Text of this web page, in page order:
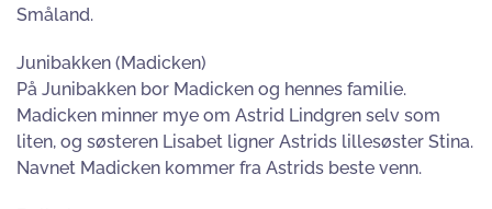
Småland.
Junibakken (Madicken)
På Junibakken bor Madicken og hennes familie.
Madicken minner mye om Astrid Lindgren selv som
liten, og søsteren Lisabet ligner Astrids lillesøster Stina.
Navnet Madicken kommer fra Astrids beste venn.